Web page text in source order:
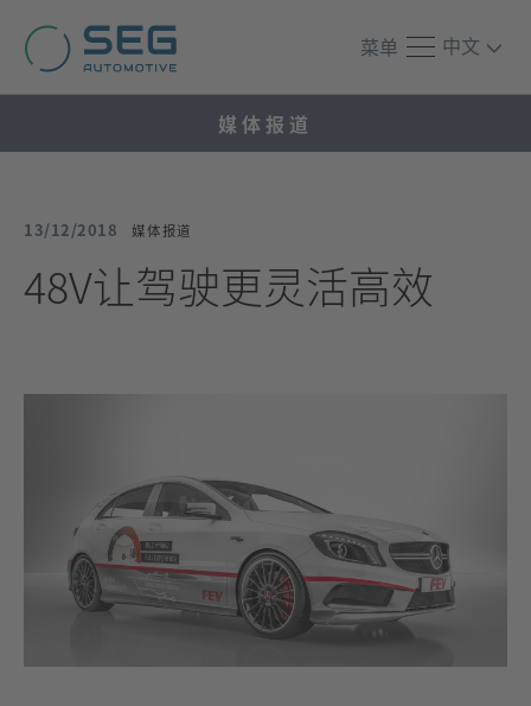
菜单 中文
媒体报道
13/12/2018 媒体报道
48V让驾驶更灵活高效